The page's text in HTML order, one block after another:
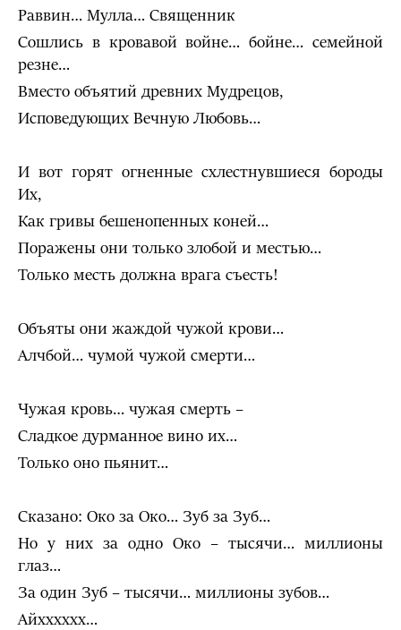
Раввин… Мулла… Священник
Сошлись в кровавой войне… бойне… семейной
резне…
Вместо объятий древних Мудрецов,
Исповедующих Вечную Любовь…
И вот горят огненные схлестнувшиеся бороды
Их,
Как гривы бешенопенных коней…
Поражены они только злобой и местью…
Только месть должна врага съесть!
Объяты они жаждой чужой крови…
Алчбой… чумой чужой смерти…
Чужая кровь… чужая смерть –
Сладкое дурманное вино их…
Только оно пьянит…
Сказано: Око за Око… Зуб за Зуб…
Но у них за одно Око – тысячи… миллионы
глаз…
За один Зуб – тысячи… миллионы зубов…
Айхххххх…